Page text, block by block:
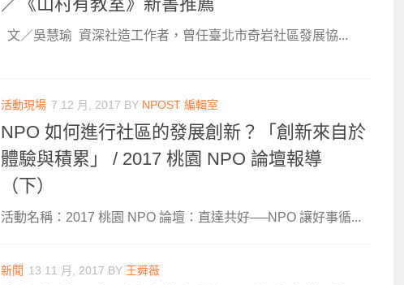
文／吳慧瑜 資深社造工作者，曾任臺北市奇岩社區發展協...
活動現場 7 12 月, 2017 BY NPOST 編輯室
NPO 如何進行社區的發展創新？「創新來自於
體驗與積累」 / 2017 桃園 NPO 論壇報導
（下）
活動名稱：2017 桃園 NPO 論壇：直達共好──NPO 讓好事循...
新聞 13 11 月, 2017 BY 王舜薇